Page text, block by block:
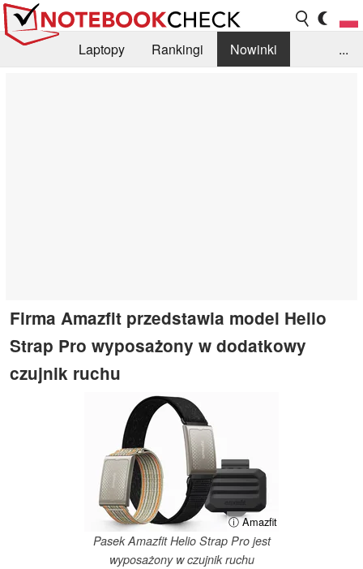
Laptopy Rankingi
Nowinki
...
Firma Amazfit przedstawia model Helio
Strap Pro wyposażony w dodatkowy
czujnik ruchu
ⓘ Amazfit
Pasek Amazfit Helio Strap Pro jest
wyposażony w czujnik ruchu